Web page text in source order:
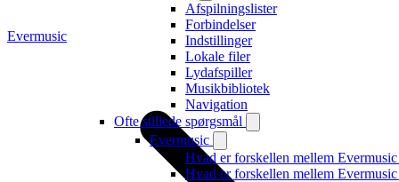
Afspilningslister
Forbindelser
Indstillinger
Lokale filer
Lydafspiller
Musikbibliotek
Navigation
Ofte stillede spørgsmål
Evermusic
Hvad er forskellen mellem
Hvad er forskellen mellem
Evermusic